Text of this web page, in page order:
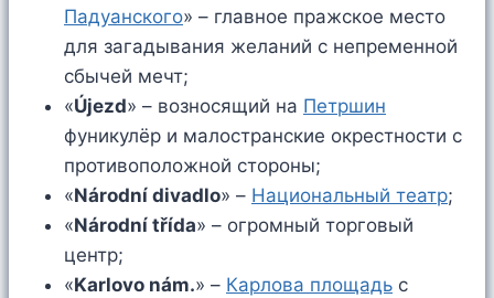
Падуанского» – главное пражское место
для загадывания желаний с непременной
сбычей мечт;
«Újezd» – возносящий на Петршин
фуникулёр и малостранские окрестности с
противоположной стороны;
«Národní divadlo» – Национальный театр;
«Národní třída» – огромный торговый
центр;
«Karlovo nám.» – Карлова площадь с